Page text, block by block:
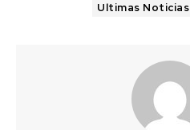
Ultimas Noticias